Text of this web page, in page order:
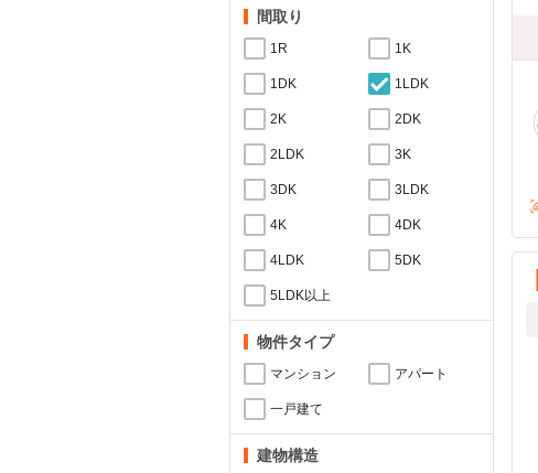
間取り
1R 1K
1DK 1LDK
2K 2DK
2LDK 3K
3DK 3LDK
4K 4DK
4LDK 5DK
5LDK以上
物件タイプ
マンション アパート
一戸建て
建物構造